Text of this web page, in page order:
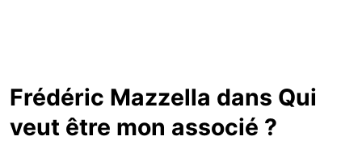
Frédéric Mazzella dans Qui
veut être mon associé ?